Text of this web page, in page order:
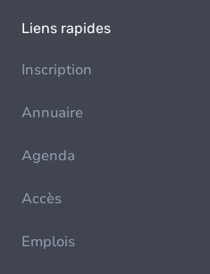
Liens rapides
Inscription
Annuaire
Agenda
Accès
Emplois